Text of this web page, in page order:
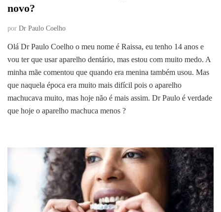
novo?
por Dr Paulo Coelho
Olá Dr Paulo Coelho o meu nome é Raissa, eu tenho 14 anos e
vou ter que usar aparelho dentário, mas estou com muito medo. A
minha mãe comentou que quando era menina também usou. Mas
que naquela época era muito mais difícil pois o aparelho
machucava muito, mas hoje não é mais assim. Dr Paulo é verdade
que hoje o aparelho machuca menos ?